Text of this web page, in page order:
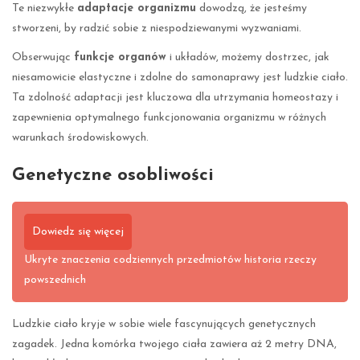
Te niezwykłe adaptacje organizmu dowodzą, że jesteśmy
stworzeni, by radzić sobie z niespodziewanymi wyzwaniami.
Obserwując funkcje organów i układów, możemy dostrzec, jak
niesamowicie elastyczne i zdolne do samonaprawy jest ludzkie ciało.
Ta zdolność adaptacji jest kluczowa dla utrzymania homeostazy i
zapewnienia optymalnego funkcjonowania organizmu w różnych
warunkach środowiskowych.
Genetyczne osobliwości
Dowiedz się więcej
Ukryte znaczenia codziennych przedmiotów historia rzeczy
powszednich
Ludzkie ciało kryje w sobie wiele fascynujących genetycznych
zagadek. Jedna komórka twojego ciała zawiera aż 2 metry DNA,